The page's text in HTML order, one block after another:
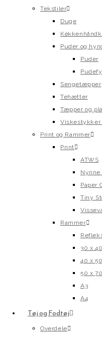
Tekstiler
Duge
Puder og
Puder
Sengetæpper
Tehætter
Tæpper og
Viskestykker
Print og Rammer
Print
ATWS
Nynne
Paper
Tiny
Rammer
30 x
40 x
50 x
A3
A4
Tøj og Fodtøj
Overdele